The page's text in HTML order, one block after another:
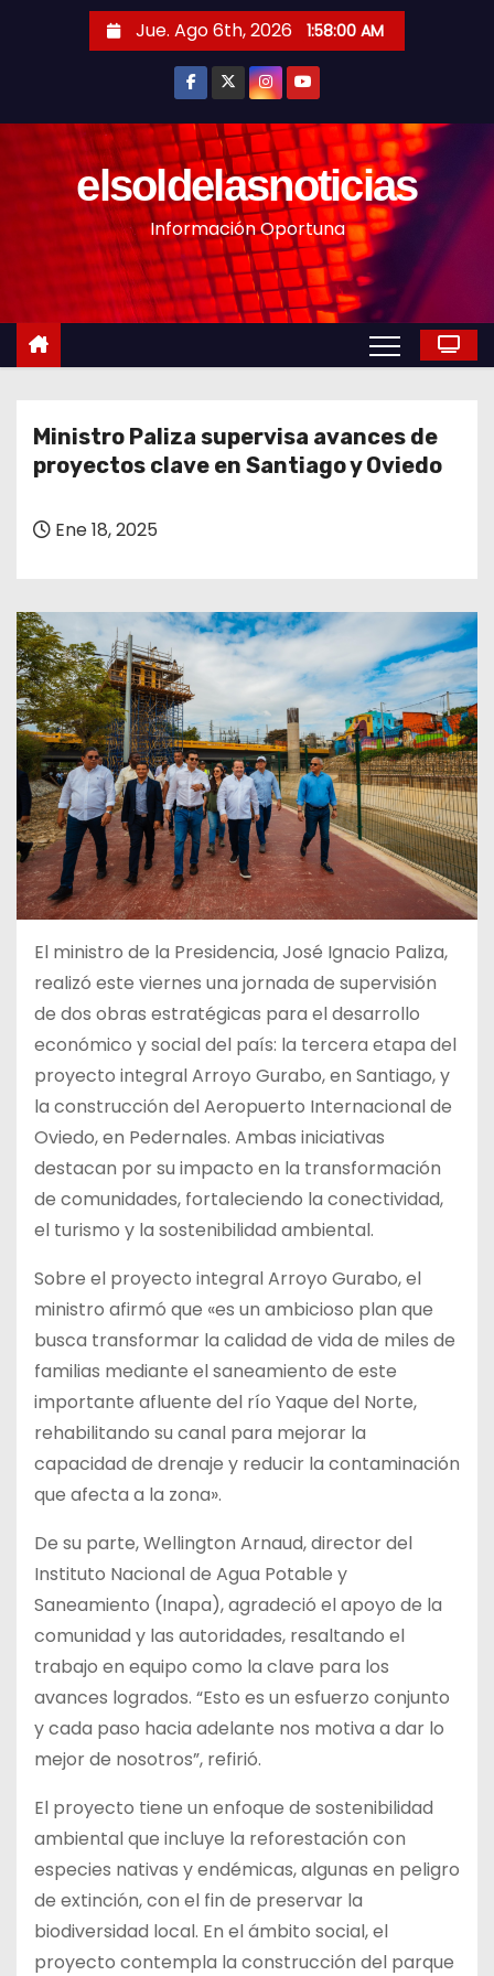
n
Jue. Ago 6th, 2026 1:58:02 AM
elsoldelasnoticias
Información Oportuna
Ministro Paliza supervisa avances de
proyectos clave en Santiago y Oviedo
Ene 18, 2025
El ministro de la Presidencia, José Ignacio Paliza,
realizó este viernes una jornada de supervisión
de dos obras estratégicas para el desarrollo
económico y social del país: la tercera etapa del
proyecto integral Arroyo Gurabo, en Santiago, y
la construcción del Aeropuerto Internacional de
Oviedo, en Pedernales. Ambas iniciativas
destacan por su impacto en la transformación
de comunidades, fortaleciendo la conectividad,
el turismo y la sostenibilidad ambiental.
Sobre el proyecto integral Arroyo Gurabo, el
ministro afirmó que «es un ambicioso plan que
busca transformar la calidad de vida de miles de
familias mediante el saneamiento de este
importante afluente del río Yaque del Norte,
rehabilitando su canal para mejorar la
capacidad de drenaje y reducir la contaminación
que afecta a la zona».
De su parte, Wellington Arnaud, director del
Instituto Nacional de Agua Potable y
Saneamiento (Inapa), agradeció el apoyo de la
comunidad y las autoridades, resaltando el
trabajo en equipo como la clave para los
avances logrados. “Esto es un esfuerzo conjunto
y cada paso hacia adelante nos motiva a dar lo
mejor de nosotros”, refirió.
El proyecto tiene un enfoque de sostenibilidad
ambiental que incluye la reforestación con
especies nativas y endémicas, algunas en peligro
de extinción, con el fin de preservar la
biodiversidad local. En el ámbito social, el
proyecto contempla la construcción del parque